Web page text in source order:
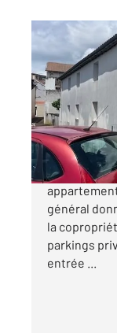
HAGETMAU
84,10 m2, 4
Ref : 24113
151
général
la
parkings
entrée ...